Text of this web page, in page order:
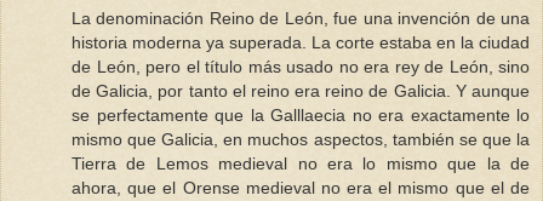
La denominación Reino de León, fue una invención de una
historia moderna ya superada. La corte estaba en la ciudad
de León, pero el título más usado no era rey de León, sino
de Galicia, por tanto el reino era reino de Galicia. Y aunque
se perfectamente que la Galllaecia no era exactamente lo
mismo que Galicia, en muchos aspectos, también se que la
Tierra de Lemos medieval no era lo mismo que la de
ahora, que el Orense medieval no era el mismo que el de